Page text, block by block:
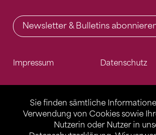
Sie finden sämtliche
Verwendung von Cookies sowie
Nutzerin oder Nutzer in
Newsletter & Bulletins
Impressum Datenschutz